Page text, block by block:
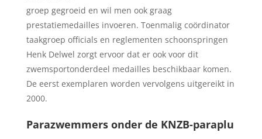
groep gegroeid en wil men ook graag
prestatiemedailles invoeren. Toenmalig coördinator
taakgroep officials en reglementen schoonspringen
Henk Delwel zorgt ervoor dat er ook voor dit
zwemsportonderdeel medailles beschikbaar komen.
De eerst exemplaren worden vervolgens uitgereikt in
2000.
Parazwemmers onder de KNZB-paraplu